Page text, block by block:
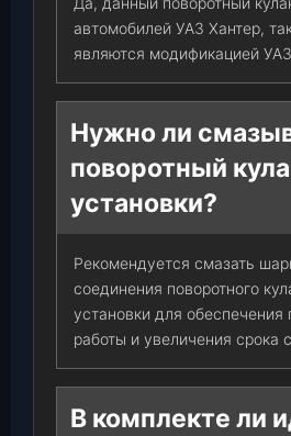
автомобилей УАЗ Хантер,
являются модификацией УАЗ
Нужно ли
поворотный
установки?
Рекомендуется смазать
соединения поворотного
установки для обеспечения
работы и увеличения срока
В комплекте ли